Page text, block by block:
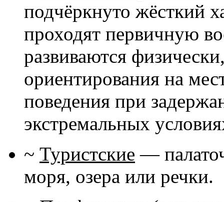
подчёркнуто жёсткий
проходят первичную
развиваются
ориентирования на
поведения при
экстремальных
~ Туристские —
моря, озера или речки.